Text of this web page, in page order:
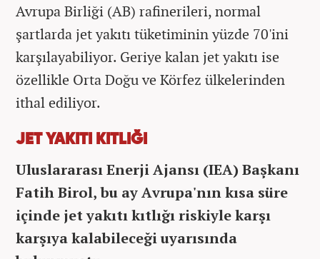
Avrupa Birliği (AB) rafinerileri, normal
şartlarda jet yakıtı tüketiminin yüzde 70'ini
karşılayabiliyor. Geriye kalan jet yakıtı ise
özellikle Orta Doğu ve Körfez ülkelerinden
ithal ediliyor.
JET YAKITI KITLIĞI
Uluslararası Enerji Ajansı (IEA) Başkanı
Fatih Birol, bu ay Avrupa'nın kısa süre
içinde jet yakıtı kıtlığı riskiyle karşı
karşıya kalabileceği uyarısında